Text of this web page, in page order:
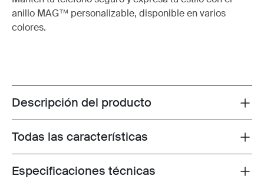
anillo MAG™ personalizable, disponible en varios
colores.
Toggle overview
Descripción del producto
Toggle features
Todas las características
Toggle techspec
Especificaciones técnicas